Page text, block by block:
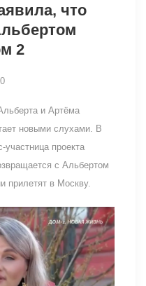
что
2
и Артёма
новыми слухами. В
проекта
с Альбертом
прилетят в Москву.